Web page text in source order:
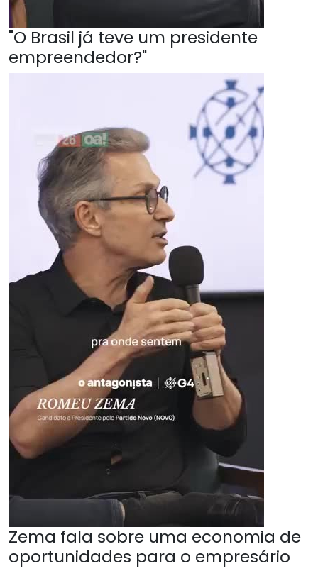
"O Brasil já teve um presidente
empreendedor?"
Zema fala sobre uma economia de
oportunidades para o empresário